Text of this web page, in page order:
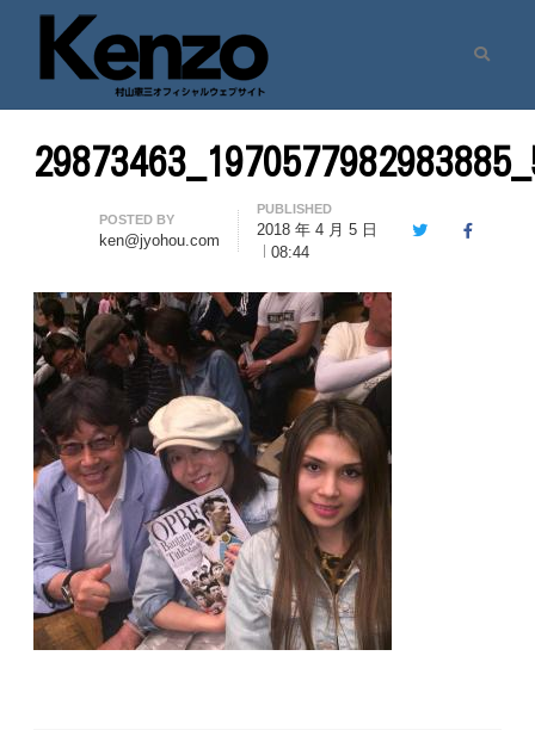
七転八起 – 村山憲三 Official Site
村山憲三ウェブサイト
Author
POSTED BY
ken@jyohou.com
PUBLISHED
2018 年 4 月 5 日
08:44
TwitterFacebook